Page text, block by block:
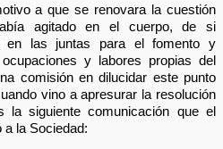
a que se renovara la cuestión
agitado en el cuerpo, de si
en las juntas para el fomento y
y labores propias del
comisión en dilucidar este punto
vino a apresurar la resolución
siguiente comunicación que el
a la Sociedad: